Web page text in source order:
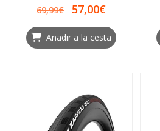
69,99€
57,00€
Añadir a la cesta